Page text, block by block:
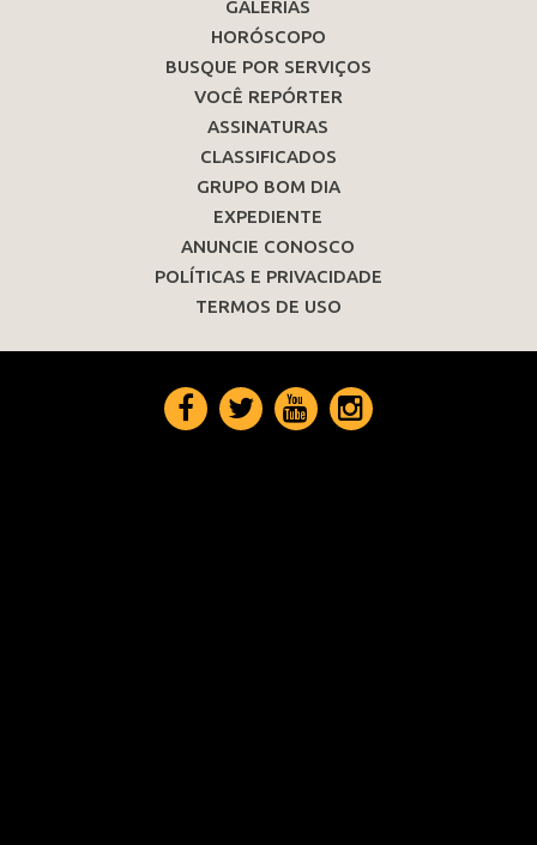
GALERIAS
HORÓSCOPO
BUSQUE POR SERVIÇOS
VOCÊ REPÓRTER
ASSINATURAS
CLASSIFICADOS
GRUPO BOM DIA
EXPEDIENTE
ANUNCIE CONOSCO
POLÍTICAS E PRIVACIDADE
TERMOS DE USO